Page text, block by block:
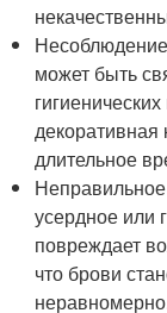
может быть
длительное
усердное или
повреждает
что брови